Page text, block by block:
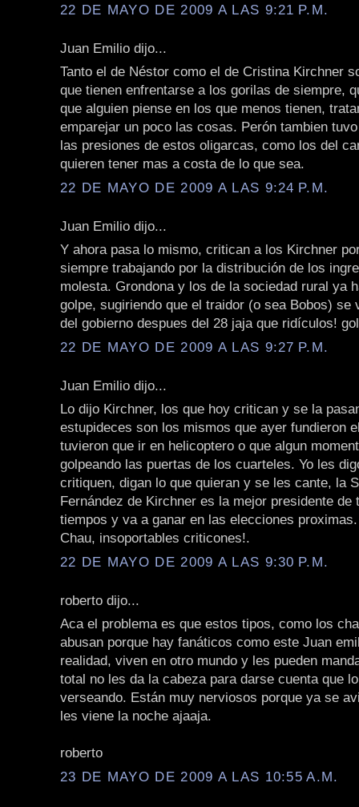
22 DE MAYO DE 2009 A LAS 9:21 P.M.
Juan Emilio dijo...
Tanto el de Néstor como el de Cristina Kirchner
que tienen enfrentarse a los gorilas de siempre,
que alguien piense en los que menos tienen,
emparejar un poco las cosas. Perón tambien
las presiones de estos oligarcas, como los del
quieren tener mas a costa de lo que sea.
22 DE MAYO DE 2009 A LAS 9:24 P.M.
Juan Emilio dijo...
Y ahora pasa lo mismo, critican a los Kirchner
siempre trabajando por la distribución de los
molesta. Grondona y los de la sociedad rural ya
golpe, sugiriendo que el traidor (o sea Bobos) se
del gobierno despues del 28 jaja que ridículos!
22 DE MAYO DE 2009 A LAS 9:27 P.M.
Juan Emilio dijo...
Lo dijo Kirchner, los que hoy critican y se la
estupideces son los mismos que ayer fundieron
tuvieron que ir en helicoptero o que algun
golpeando las puertas de los cuarteles. Yo les
critiquen, digan lo que quieran y se les cante, la
Fernández de Kirchner es la mejor presidente de
tiempos y va a ganar en las elecciones proximas.
Chau, insoportables criticones!.
22 DE MAYO DE 2009 A LAS 9:30 P.M.
roberto dijo...
Aca el problema es que estos tipos, como los
abusan porque hay fanáticos como este Juan
realidad, viven en otro mundo y les pueden
total no les da la cabeza para darse cuenta que
verseando. Están muy nerviosos porque ya se
les viene la noche ajaaja.
roberto
23 DE MAYO DE 2009 A LAS 10:55 A.M.